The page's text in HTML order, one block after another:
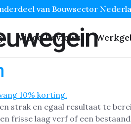
van Bouwsector
Video Reviews
strak en egaal resultaat te
frisse laag verf of een